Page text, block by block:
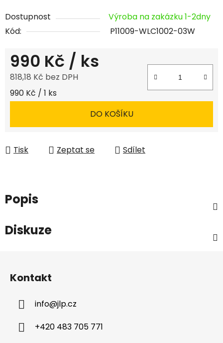
Dostupnost
Výroba na zakázku 1-2dny
Kód:
P11009-WLC1002-03W
990 Kč / ks
818,18 Kč bez DPH
Měrná cena:
990 Kč / 1 ks
DO KOŠÍKU
Tisk Zeptat se Sdílet
Popis
Diskuze
Kontakt
info@jlp.cz
+420 483 705 771